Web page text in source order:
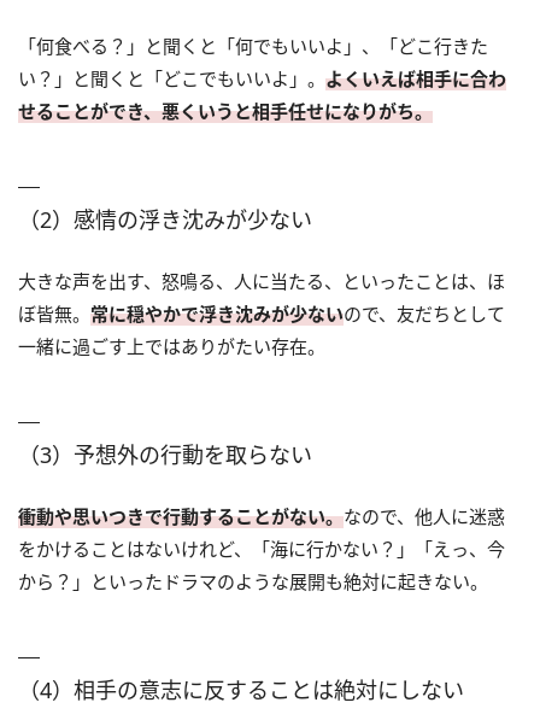
「何食べる？」と聞くと「何でもいいよ」、「どこ行きた
い？」と聞くと「どこでもいいよ」。 よくいえば相手に合わ
せることができ、悪くいうと相手任せになりがち。
（2）感情の浮き沈みが少ない
大きな声を出す、怒鳴る、人に当たる、といったことは、ほ
ぼ皆無。 常に穏やかで浮き沈みが少ないので、友だちとして
一緒に過ごす上ではありがたい存在。
（3）予想外の行動を取らない
衝動や思いつきで行動することがない。なので、他人に迷惑
をかけることはないけれど、「海に行かない？」「えっ、今
から？」といったドラマのような展開も絶対に起きない。
（4）相手の意志に反することは絶対にしない